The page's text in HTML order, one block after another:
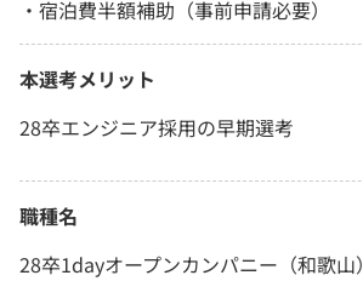
・宿泊費半額補助（事前申請必要）
本選考メリット
28卒エンジニア採用の早期選考
職種名
28卒1dayオープンカンパニー（和歌山）